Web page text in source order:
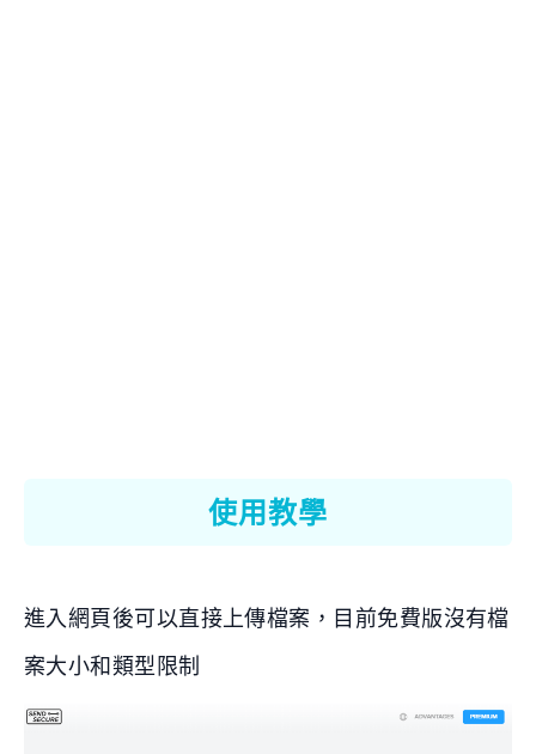
使用教學
進入網頁後可以直接上傳檔案，目前免費版沒有檔
案大小和類型限制